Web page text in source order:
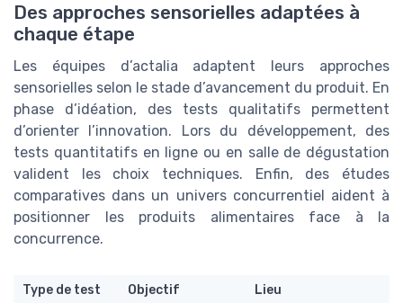
Des approches sensorielles adaptées à
chaque étape
Les équipes d’actalia adaptent leurs approches
sensorielles selon le stade d’avancement du produit. En
phase d’idéation, des tests qualitatifs permettent
d’orienter l’innovation. Lors du développement, des
tests quantitatifs en ligne ou en salle de dégustation
valident les choix techniques. Enfin, des études
comparatives dans un univers concurrentiel aident à
positionner les produits alimentaires face à la
concurrence.
Type de test Objectif Lieu